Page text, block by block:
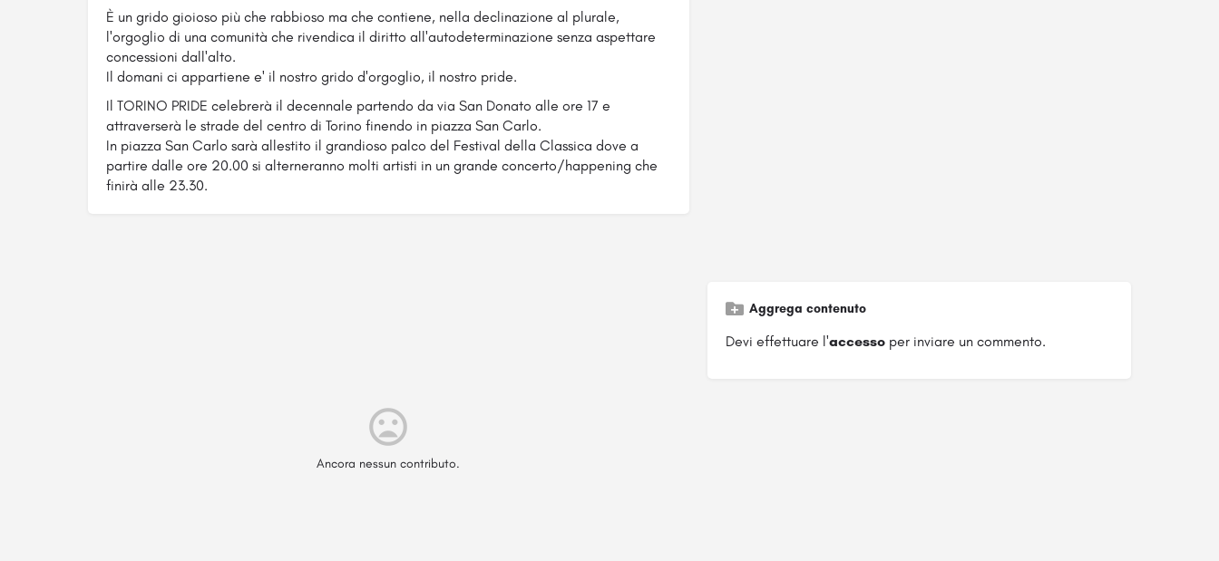
È un grido gioioso più che rabbioso ma che contiene, nella declinazione al plurale,
l'orgoglio di una comunità che rivendica il diritto all'autodeterminazione senza aspettare
concessioni dall'alto.
Il domani ci appartiene e' il nostro grido d'orgoglio, il nostro pride.
Il TORINO PRIDE celebrerà il decennale partendo da via San Donato alle ore 17 e
attraverserà le strade del centro di Torino finendo in piazza San Carlo.
In piazza San Carlo sarà allestito il grandioso palco del Festival della Classica dove a
partire dalle ore 20.00 si alterneranno molti artisti in un grande concerto/happening che
finirà alle 23.30.
Ancora nessun contributo.
Aggrega contenuto
Devi effettuare l'accessoper inviare un commento.